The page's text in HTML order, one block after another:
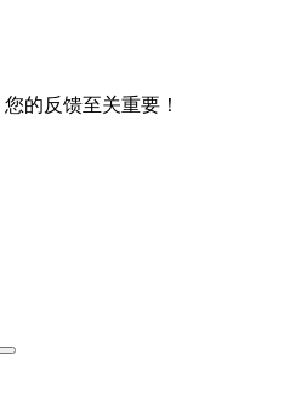
的反馈至关重要！